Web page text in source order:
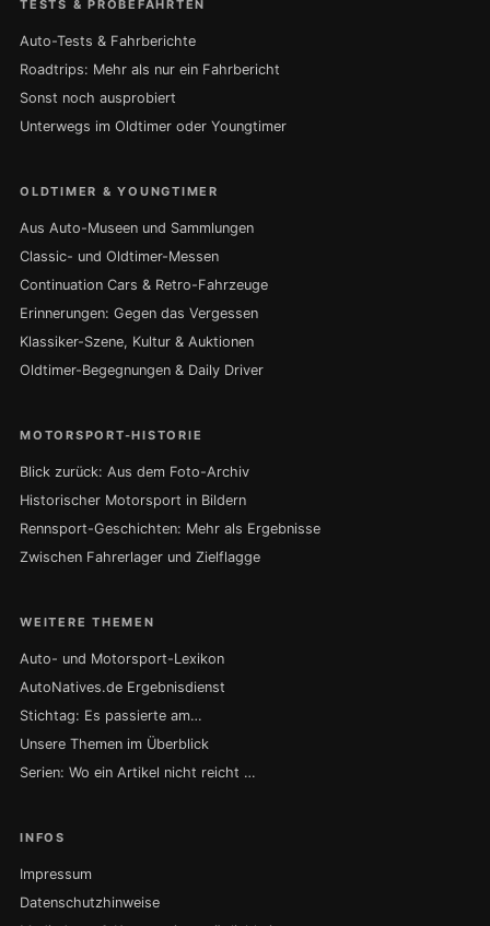
TESTS & PROBEFAHRTEN
Auto-Tests & Fahrberichte
Roadtrips: Mehr als nur ein Fahrbericht
Sonst noch ausprobiert
Unterwegs im Oldtimer oder Youngtimer
OLDTIMER & YOUNGTIMER
Aus Auto-Museen und Sammlungen
Classic- und Oldtimer-Messen
Continuation Cars & Retro-Fahrzeuge
Erinnerungen: Gegen das Vergessen
Klassiker-Szene, Kultur & Auktionen
Oldtimer-Begegnungen & Daily Driver
MOTORSPORT-HISTORIE
Blick zurück: Aus dem Foto-Archiv
Historischer Motorsport in Bildern
Rennsport-Geschichten: Mehr als Ergebnisse
Zwischen Fahrerlager und Zielflagge
WEITERE THEMEN
Auto- und Motorsport-Lexikon
AutoNatives.de Ergebnisdienst
Stichtag: Es passierte am…
Unsere Themen im Überblick
Serien: Wo ein Artikel nicht reicht …
INFOS
Impressum
Datenschutzhinweise